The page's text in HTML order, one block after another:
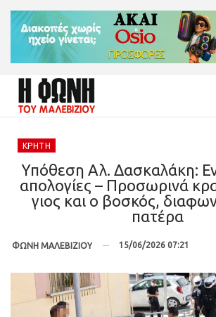
ΚΡΉΤΗ
Υπόθεση Αλ. Δασκαλάκη:
απολογίες – Προσωρινά
γιος και ο βοσκός,
πατέρα
ΦΩΝΗ ΜΑΛΕΒΙΖΙΟΥ 15/06/2026 07:21